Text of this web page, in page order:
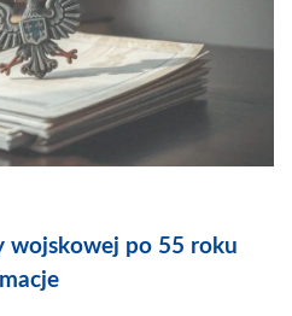
wojskowej po 55 roku